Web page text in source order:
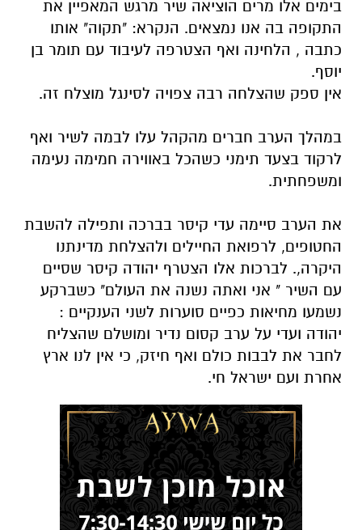
בימים אלו מרים הוציאה שיר מרגש המאפיין את
התקופה בה אנו נמצאים. הנקרא: "תקוה" אותו
כתבה , הלחינה ואף הצטרפה לעיבוד עם תומר בן
יוסף.
אין ספק שהצלחה רבה צפויה לסינגל מוצלח זה.
במהלך הערב חברים מהקהל עלו לבמה לשיר ואף
לרקוד בצעד תימני כשהכל באווירה חמימה נעימה
ומשפחתית.
את הערב סיימה עדי קיסר בברכה ותפילה להשבת
החטופים, לרפואת החיילים ולהצלחת מדינתנו
היקרה,. לברכות אלו הצטרף יהודה קיסר שסיים
עם השיר " אני ואתה נשנה את העולם" כשברקע
נשמעו מחיאות כפיים סוערות לשני הענקיים :
יהודה ועדי על ערב קסום נדיר ומושלם שהצליח
לחבר את לבבות כולם ואף חיזק, כי אין לנו ארץ
אחרת ועם ישראל חי. ‎